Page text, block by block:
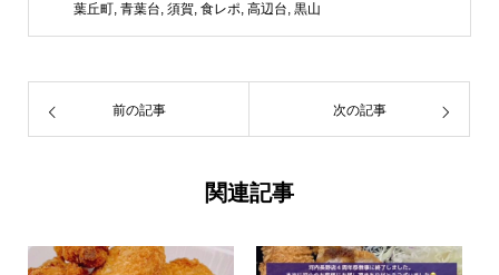
葉丘町, 青葉台, 須賀, 食レポ, 高辺台, 黒山
前の記事 次の記事
関連記事